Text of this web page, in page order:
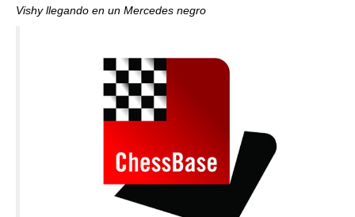
Vishy llegando en un Mercedes negro